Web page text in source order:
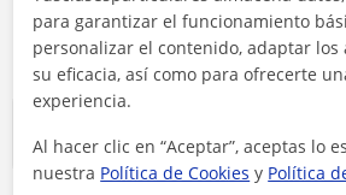
Clases más buscadas
para garantizar el funcionamiento
personalizar el contenido, adaptar
su eficacia, así como para ofrecerte
experiencia.
Al hacer clic en “Aceptar”, aceptas lo
nuestra Política de Cookies y Política